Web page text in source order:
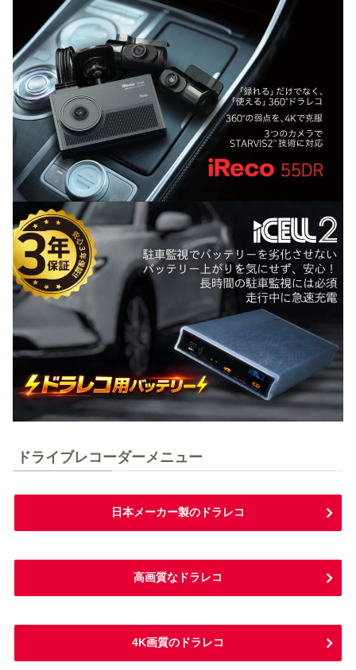
ドライブレコーダーメニュー
日本メーカー製のドラレコ
高画質なドラレコ
4K画質のドラレコ